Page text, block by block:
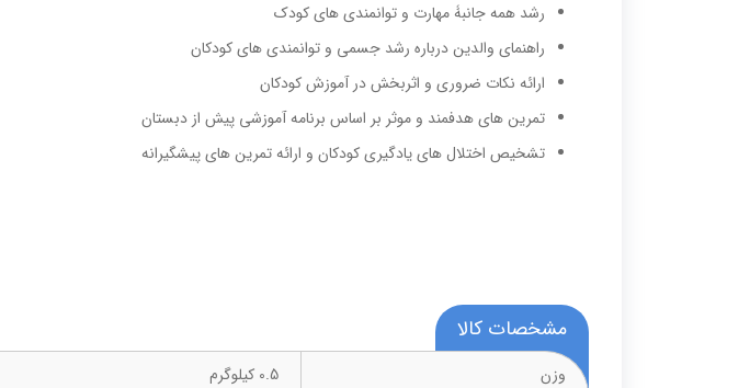
رشد همه جانبۀ­ مهارت و توانمندی های کودک
راهنمای والدین درباره رشد جسمی و توانمندی های کودکان
ارائه نکات ضروری و اثربخش در آموزش کودکان
تمرین های هدفمند و موثر بر اساس برنامه آموزشی پیش از دبستان
تشخیص اختلال های یادگیری کودکان و ارائه تمرین های پیشگیرانه
مشخصات کالا
وزن
0.5 کیلوگرم